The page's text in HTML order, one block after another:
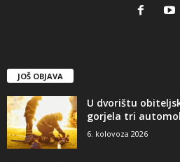
JOŠ OBJAVA
U dvorištu
gorjela tri
6. kolovoza 2026